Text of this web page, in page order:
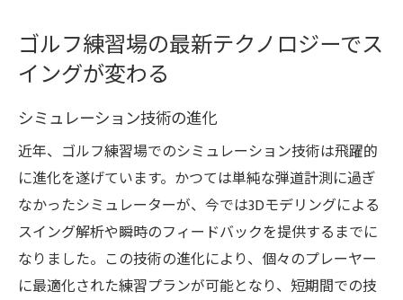
ゴルフ練習場の最新テクノロジーでス
イングが変わる
シミュレーション技術の進化
近年、ゴルフ練習場でのシミュレーション技術は飛躍的
に進化を遂げています。かつては単純な弾道計測に過ぎ
なかったシミュレーターが、今では3Dモデリングによる
スイング解析や瞬時のフィードバックを提供するまでに
なりました。この技術の進化により、個々のプレーヤー
に最適化された練習プランが可能となり、短期間での技